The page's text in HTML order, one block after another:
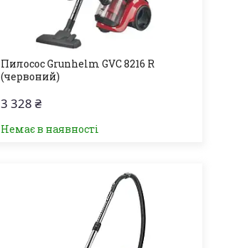
Пилосос Grunhelm GVC 8216 R
(червоний)
3 328 ₴
Немає в наявності